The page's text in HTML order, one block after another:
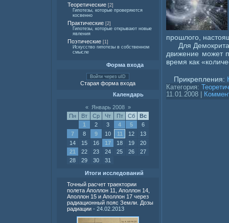
Теоретические [2]
Гипотезы, которые проверяются
косвенно
Практические [2]
Гипотезы, которые открывают новые
явления
Поэтические [1]
Искусство гипотезы в собственном
смысле
Форма входа
Войти через uID
Старая форма входа
Календарь
« Январь 2008 »
Пн
Вт Ср Чт Пт Сб
Вс
1
2 3 4 5
6
7
8 9 10 11 12
13
14
15 16 17 18 19
20
21
22 23 24 25 26
27
28
29 30 31
Итоги исследований
Точный расчет траектории
полета Аполлон 11, Аполлон 14,
Аполлон 15 и Аполлон 17 через
радиационный пояс Земли. Дозы
радиации - 24.02.2013
прошлого,
Для
движение может
время как
Прикрепления:
Категория:
11.01.2008